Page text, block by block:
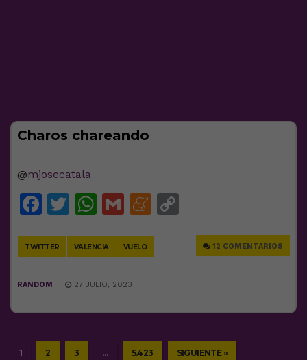
Charos chareando
@mjosecatala
Facebook
Twitter
WhatsApp
GmailMeneame
TWITTER VALENCIA VUELO 12 COMENTARIOS
RANDOM 27 JULIO, 2023
1 2 3 … 5.423 SIGUIENTE »